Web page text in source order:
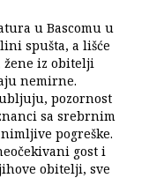
u Bascomu u
spušta, a lišće
žene iz obitelji
nemirne.
pozornost
sa srebrnim
pogreške.
gost i
obitelji, sve